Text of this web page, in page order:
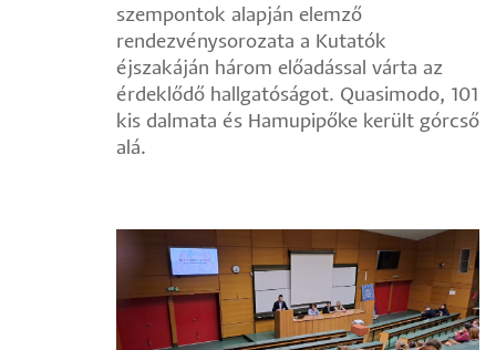
szempontok alapján elemző
rendezvénysorozata a Kutatók
éjszakáján három előadással várta az
érdeklődő hallgatóságot. Quasimodo, 101
kis dalmata és Hamupipőke került górcső
alá.